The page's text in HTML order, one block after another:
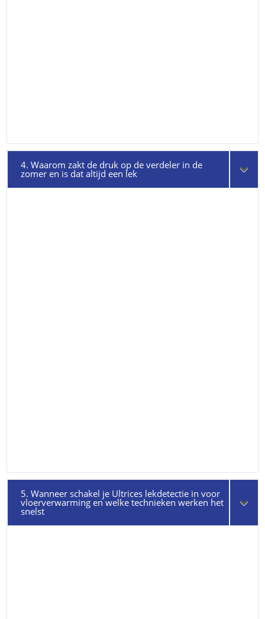
4. Waarom zakt de druk op de verdeler in de
zomer en is dat altijd een lek
5. Wanneer schakel je Ultrices lekdetectie in voor
vloerverwarming en welke technieken werken het
snelst